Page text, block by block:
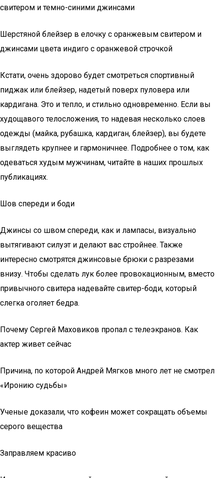
свитером и темно-синими джинсами
Шерстяной блейзер в елочку с оранжевым свитером и
джинсами цвета индиго с оранжевой строчкой
Кстати, очень здорово будет смотреться спортивный
пиджак или блейзер, надетый поверх пуловера или
кардигана. Это и тепло, и стильно одновременно. Если вы
худощавого телосложения, то надевая несколько слоев
одежды (майка, рубашка, кардиган, блейзер), вы будете
выглядеть крупнее и гармоничнее. Подробнее о том, как
одеваться худым мужчинам, читайте в наших прошлых
публикациях.
Шов спереди и боди
Джинсы со швом спереди, как и лампасы, визуально
вытягивают силуэт и делают вас стройнее. Также
интересно смотрятся джинсовые брюки с разрезами
внизу. Чтобы сделать лук более провокационным, вместо
привычного свитера надевайте свитер-боди, который
слегка оголяет бедра.
Почему Сергей Маховиков пропал с телеэкранов. Как
актер живет сейчас
Причина, по которой Андрей Мягков много лет не смотрел
«Иронию судьбы»
Ученые доказали, что кофеин может сокращать объемы
серого вещества
Заправляем красиво